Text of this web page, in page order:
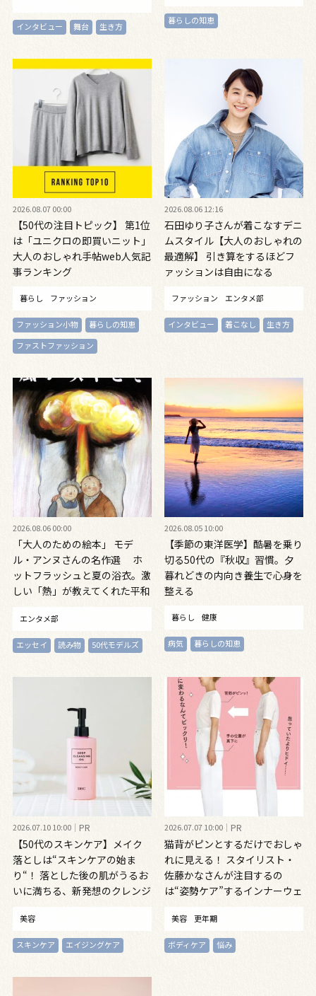
インタビュー 舞台 生き方
暮らしの知恵
2026.08.07 00:00
【50代の注目トピック】 第1位
は「ユニクロの即買いニット」
大人のおしゃれ手帖web人気記
事ランキング
暮らし ファッション
ファッション小物
暮らしの知恵
ファストファッション
2026.08.06 12:16
石田ゆり子さんが着こなすデニ
ムスタイル【大人のおしゃれの
最適解】 引き算をするほどフ
ァッションは自由になる
ファッション エンタメ部
インタビュー 着こなし 生き方
2026.08.06 00:00
「大人のための絵本」 モデ
ル・アンヌさんの名作選 ホ
ットフラッシュと夏の浴衣。激
しい「熱」が教えてくれた平和
『やばっ！』～vol.47
エンタメ部
エッセイ 読み物 50代モデルズ
2026.08.05 10:00
【季節の東洋医学】酷暑を乗り
切る50代の『秋収』習慣。夕
暮れどきの内向き養生で心身を
整える
暮らし 健康
病気 暮らしの知恵
2026.07.10 10:00 PR
【50代のスキンケア】メイク
落としは“スキンケアの始ま
り“！ 落とした後の肌がうるお
いに満ちる、新発想のクレンジ
美容
スキンケア エイジングケア
2026.07.07 10:00 PR
猫背がピンとするだけでおしゃ
れに見える！ スタイリスト・
佐藤かなさんが注目するの
は“姿勢ケア”するインナーウェ
美容 更年期
ボディケア 悩み